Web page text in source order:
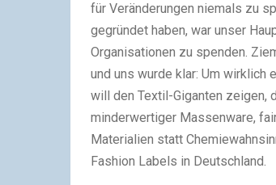
für Veränderungen niemals zu
gegründet haben, war unser
Organisationen zu spenden.
und uns wurde klar: Um wirklich
will den Textil-Giganten zeigen,
minderwertiger Massenware,
Materialien statt
Fashion Labels in Deutschland.